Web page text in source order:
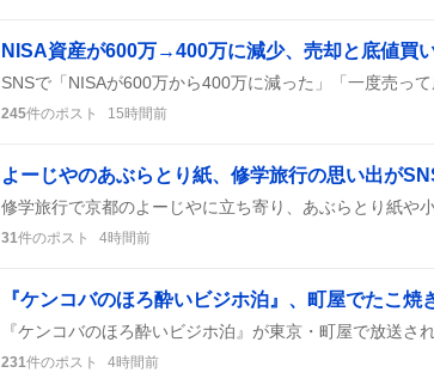
NISA資産が600万→400万に減少、売却と底値買
245件のポスト 15時間前
31件のポスト 4時間前
231件のポスト 4時間前